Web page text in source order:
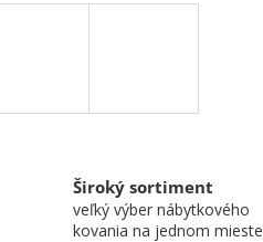
Široký sortiment
veľký výber nábytkového
kovania na jednom mieste